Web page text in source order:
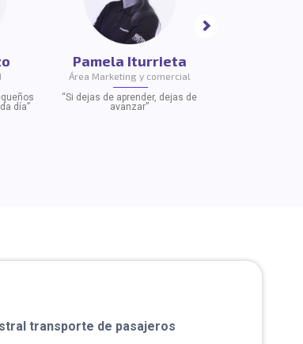
día”
Pamela Iturrieta
Área Marketing y comercial
“Si dejas de aprender, dejas de
avanzar”
transporte de pasajeros